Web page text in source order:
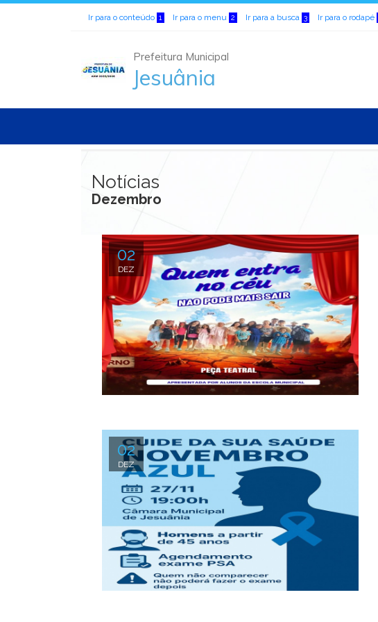
Ir para o conteúdo 1 Ir para o menu 2 Ir para a busca 3 Ir para o rodapé
Prefeitura Municipal
Jesuânia
Notícias
Dezembro
02
DEZ
02
DEZ